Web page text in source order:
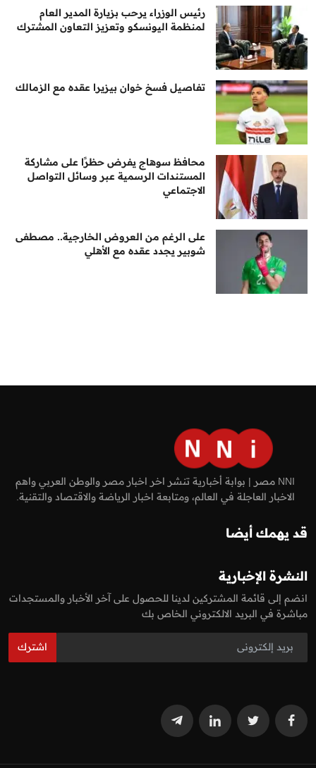
رئيس الوزراء يرحب بزيارة المدير العام
لمنظمة اليونسكو وتعزيز التعاون المشترك
تفاصيل فسخ خوان بيزيرا عقده مع الزمالك
محافظ سوهاج يفرض حظرًا على مشاركة
المستندات الرسمية عبر وسائل التواصل
الاجتماعي
على الرغم من العروض الخارجية.. مصطفى
شوبير يجدد عقده مع الأهلي
NNI مصر | بوابة أخبارية تنشر اخر اخبار مصر والوطن العربي واهم
الاخبار العاجلة في العالم، ومتابعة اخبار الرياضة والاقتصاد والتقنية.
قد يهمك أيضا
النشرة الإخبارية
انضم إلى قائمة المشتركين لدينا للحصول على آخر الأخبار والمستجدات
مباشرة في البريد الالكتروني الخاص بك
اشترك